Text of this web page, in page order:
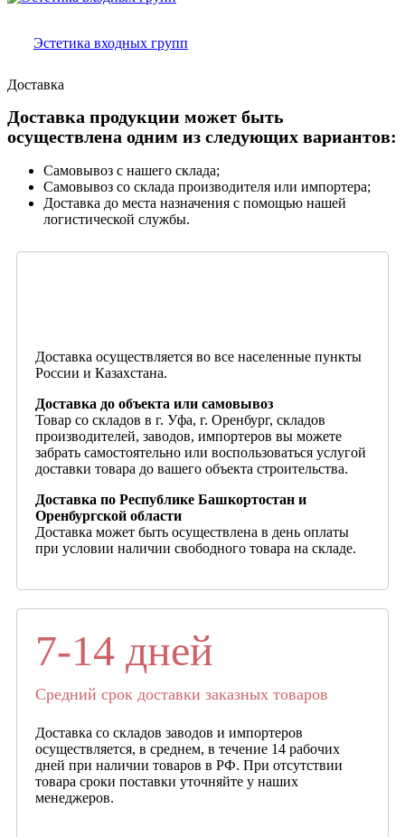
Эстетика входных групп
Доставка
Доставка продукции может быть
осуществлена одним из следующих вариантов:
Самовывоз с нашего склада;
Самовывоз со склада производителя или импортера;
Доставка до места назначения с помощью нашей
логистической службы.
Доставка осуществляется во все населенные пункты
России и Казахстана.
Доставка до объекта или самовывоз
Товар со складов в г. Уфа, г. Оренбург, складов
производителей, заводов, импортеров вы можете
забрать самостоятельно или воспользоваться услугой
доставки товара до вашего объекта строительства.
Доставка по Республике Башкортостан и
Оренбургской области
Доставка может быть осуществлена в день оплаты
при условии наличии свободного товара на складе.
7-14 дней
Средний срок доставки заказных товаров
Доставка со складов заводов и импортеров
осуществляется, в среднем, в течение 14 рабочих
дней при наличии товаров в РФ. При отсутствии
товара сроки поставки уточняйте у наших
менеджеров.